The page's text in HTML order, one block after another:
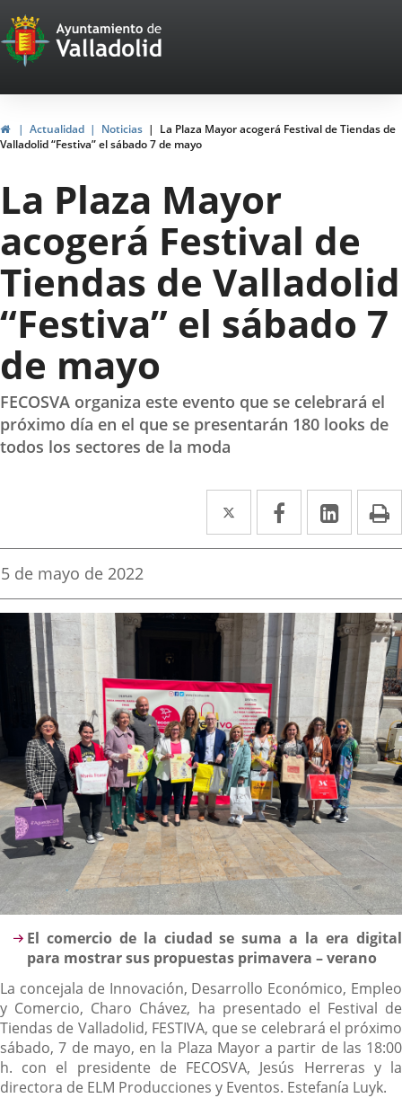
Portal
Web
del
Ayuntamiento
de
Valladolid
HomeActualidad Noticias
La Plaza Mayor acogerá Festival de Tiendas de
Valladolid “Festiva” el sábado 7 de mayo
La Plaza Mayor
acogerá Festival de
Tiendas de Valladolid
“Festiva” el sábado 7
de mayo
FECOSVA organiza este evento que se celebrará el
próximo día en el que se presentarán 180 looks de
todos los sectores de la moda
Twitter
Enlace
a
aplicación
externa.
Facebook
Enlace
a
aplicación
externa.
Enlace
a
Fecha
la
noticia
5 de mayo de 2022
Descripción
El comercio de la ciudad se suma a la era digital
para mostrar sus propuestas primavera – verano
La concejala de Innovación, Desarrollo Económico, Empleo
y Comercio, Charo Chávez, ha presentado el Festival de
Tiendas de Valladolid, FESTIVA, que se celebrará el próximo
sábado, 7 de mayo, en la Plaza Mayor a partir de las 18:00
h. con el presidente de FECOSVA, Jesús Herreras y la
directora de ELM Producciones y Eventos. Estefanía Luyk.